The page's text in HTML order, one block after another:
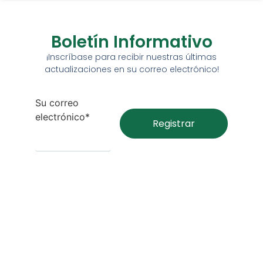
Boletín Informativo
¡Inscríbase para recibir nuestras últimas
actualizaciones en su correo electrónico!
Su correo
electrónico*